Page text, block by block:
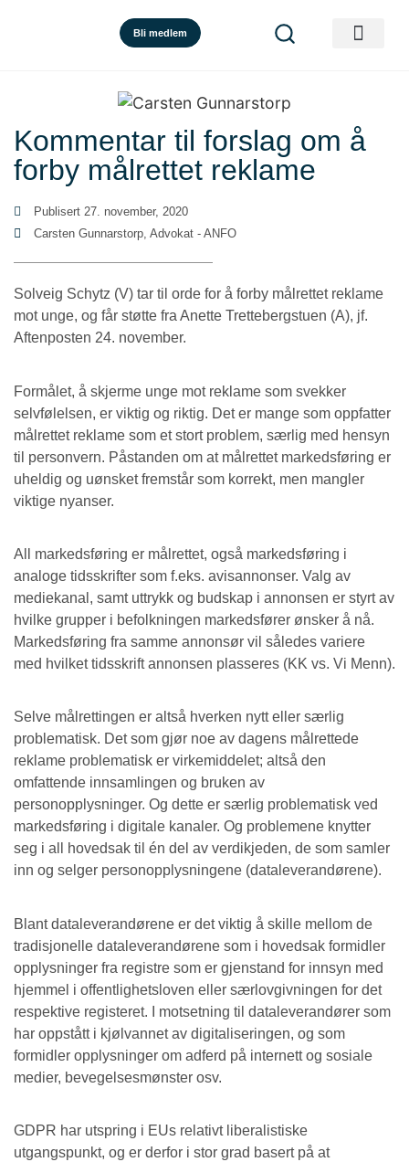
Bli medlem
Kommentar til forslag om å
forby målrettet reklame
Publisert 27. november, 2020
Carsten Gunnarstorp, Advokat - ANFO
Solveig Schytz (V) tar til orde for å forby målrettet reklame
mot unge, og får støtte fra Anette Trettebergstuen (A), jf.
Aftenposten 24. november.
Formålet, å skjerme unge mot reklame som svekker
selvfølelsen, er viktig og riktig. Det er mange som oppfatter
målrettet reklame som et stort problem, særlig med hensyn
til personvern. Påstanden om at målrettet markedsføring er
uheldig og uønsket fremstår som korrekt, men mangler
viktige nyanser.
All markedsføring er målrettet, også markedsføring i
analoge tidsskrifter som f.eks. avisannonser. Valg av
mediekanal, samt uttrykk og budskap i annonsen er styrt av
hvilke grupper i befolkningen markedsfører ønsker å nå.
Markedsføring fra samme annonsør vil således variere
med hvilket tidsskrift annonsen plasseres (KK vs. Vi Menn).
Selve målrettingen er altså hverken nytt eller særlig
problematisk. Det som gjør noe av dagens målrettede
reklame problematisk er virkemiddelet; altså den
omfattende innsamlingen og bruken av
personopplysninger. Og dette er særlig problematisk ved
markedsføring i digitale kanaler. Og problemene knytter
seg i all hovedsak til én del av verdikjeden, de som samler
inn og selger personopplysningene (dataleverandørene).
Blant dataleverandørene er det viktig å skille mellom de
tradisjonelle dataleverandørene som i hovedsak formidler
opplysninger fra registre som er gjenstand for innsyn med
hjemmel i offentlighetsloven eller særlovgivningen for det
respektive registeret. I motsetning til dataleverandører som
har oppstått i kjølvannet av digitaliseringen, og som
formidler opplysninger om adferd på internett og sosiale
medier, bevegelsesmønster osv.
GDPR har utspring i EUs relativt liberalistiske
utgangspunkt, og er derfor i stor grad basert på at